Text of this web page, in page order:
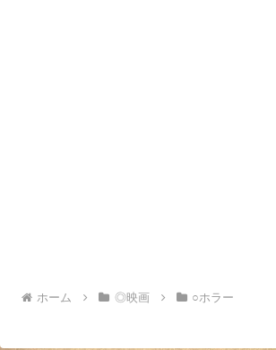
ホーム ◎映画 ○ホラー